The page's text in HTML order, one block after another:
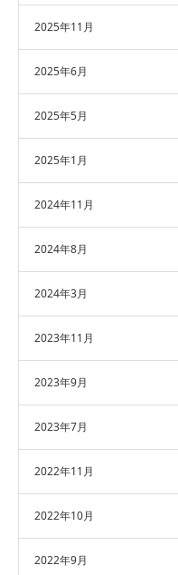
2025年11月
2025年6月
2025年5月
2025年1月
2024年11月
2024年8月
2024年3月
2023年11月
2023年9月
2023年7月
2022年11月
2022年10月
2022年9月